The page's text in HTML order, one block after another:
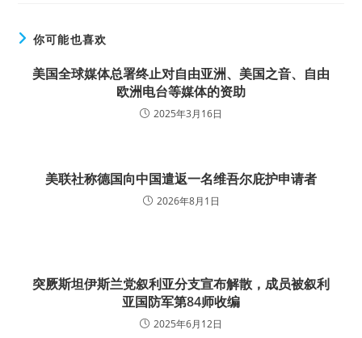
你可能也喜欢
美国全球媒体总署终止对自由亚洲、美国之音、自由
欧洲电台等媒体的资助
2025年3月16日
美联社称德国向中国遣返一名维吾尔庇护申请者
2026年8月1日
突厥斯坦伊斯兰党叙利亚分支宣布解散，成员被叙利
亚国防军第84师收编
2025年6月12日